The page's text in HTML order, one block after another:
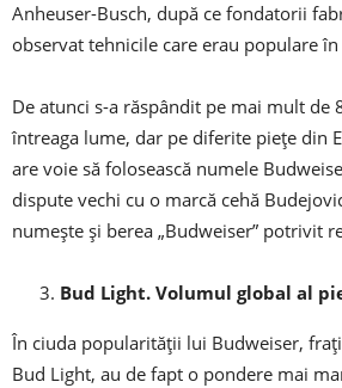
Anheuser-Busch, după ce fondatorii
observat tehnicile care erau populare în
De atunci s-a răspândit pe mai mult de
întreaga lume, dar pe diferite piețe din
are voie să folosească numele
dispute vechi cu o marcă cehă
numește și berea „Budweiser” potrivit
Bud Light. Volumul global al
În ciuda popularității lui Budweiser,
Bud Light, au de fapt o pondere mai